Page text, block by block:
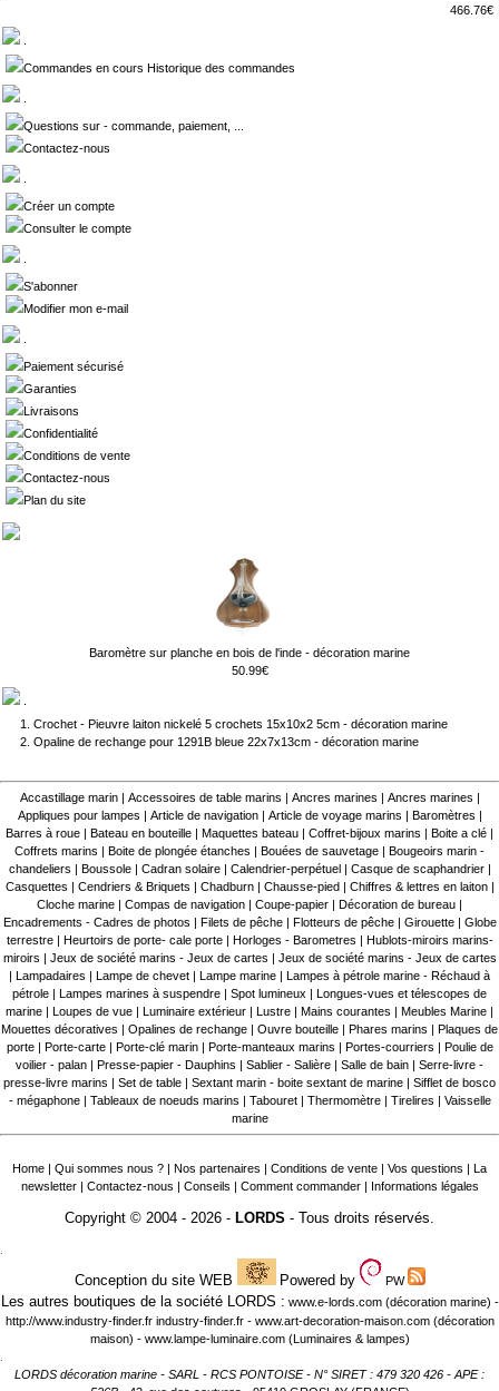
466.76€
Commandes en cours Historique des commandes
Questions sur - commande, paiement, ...
Contactez-nous
Créer un compte
Consulter le compte
S'abonner
Modifier mon e-mail
Paiement sécurisé
Garanties
Livraisons
Confidentialité
Conditions de vente
Contactez-nous
Plan du site
Baromètre sur planche en bois de l'inde - décoration marine
50.99€
Crochet - Pieuvre laiton nickelé 5 crochets 15x10x2 5cm - décoration marine
Opaline de rechange pour 1291B bleue 22x7x13cm - décoration marine
Accastillage marin| Accessoires de table marins Ancres marines Ancres marines
Appliques pour lampes
Article de navigation| Article de voyage marins Baromètres
Barres à roue
Bateau en bouteille Maquettes bateau Coffret-bijoux marins Boite a clé
Coffrets marins
Boite de plongée étanches Bouées de sauvetage
Bougeoirs marin -
chandeliers
Boussole| Cadran solaire| Calendrier-perpétuel Casque de scaphandrier|
Casquettes
Cendriers & Briquets Chadburn| Chausse-pied Chiffres & lettres en laiton|
Cloche marine
Compas de navigation Coupe-papier Décoration de bureau
Encadrements - Cadres de photos
Filets de pêche| Flotteurs de pêche| Girouette| Globe
terrestre| Heurtoirs de porte- cale porte| Horloges - Barometres
Hublots-miroirs marins-
miroirs
Jeux de société marins - Jeux de cartes
Jeux de société marins - Jeux de cartes
Lampadaires Lampe de chevet Lampe marine
Lampes à pétrole marine - Réchaud à
pétrole
Lampes marines à suspendre Spot lumineux
Longues-vues et télescopes de
marine
Loupes de vue Luminaire extérieur Lustre Mains courantes Meubles Marine
Mouettes décoratives
Opalines de rechange Ouvre bouteille Phares marins
Plaques de
porte| Porte-carte| Porte-clé marin Porte-manteaux marins Portes-courriers
Poulie de
voilier - palan
Presse-papier - Dauphins Sablier - Salière Salle de bain
Serre-livre -
presse-livre marins
Set de table Sextant marin - boite sextant de marine
Sifflet de bosco
- mégaphone| Tableaux de noeuds marins Tabouret| Thermomètre| Tirelires
Vaisselle
marine
Home Qui sommes nous ? Nos partenaires Conditions de vente Vos questions
La
newsletter
Contactez-nous Conseils Comment commander Informations légales
Copyright © 2004 - 2026 - LORDS - Tous droits réservés.
.
Conception du site WEB Powered by PW
Les autres boutiques de la société LORDS : www.e-lords.com(décoration marine) -
http://www.industry-finder.frindustry-finder.fr - www.art-decoration-maison.com(décoration
maison) - www.lampe-luminaire.com(Luminaires & lampes)
.
LORDS décoration marine - SARL - RCS PONTOISE - N° SIRET : 479 320 426 - APE :